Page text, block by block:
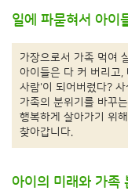
일에 파묻혀서 아이
가장으로서 가족 먹여
아이들은 다 커 버리고
사람'이 되어버렸다?
가족의 분위기를 바꾸
행복하게 살아가기 위
찾아갑니다.
아이의 미래와 가족